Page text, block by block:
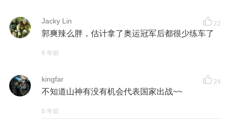
Jacky Lin 22
郭爽辣么胖，估计拿了奥运冠军后都很少练车了
6 年前
kingfar 24
不知道山神有没有机会代表国家出战~~
6 年前